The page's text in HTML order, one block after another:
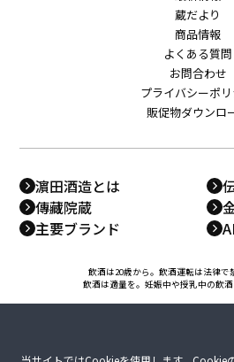
蔵だより
商品情報
よくある質問
お問合わせ
プライバシーポ
販促物ダウンロ
濵田酒造とは
傳藏院蔵
主要ブランド
飲酒は20歳から。飲酒運転は法律で
飲酒は適量を。妊娠中や授乳中の飲酒